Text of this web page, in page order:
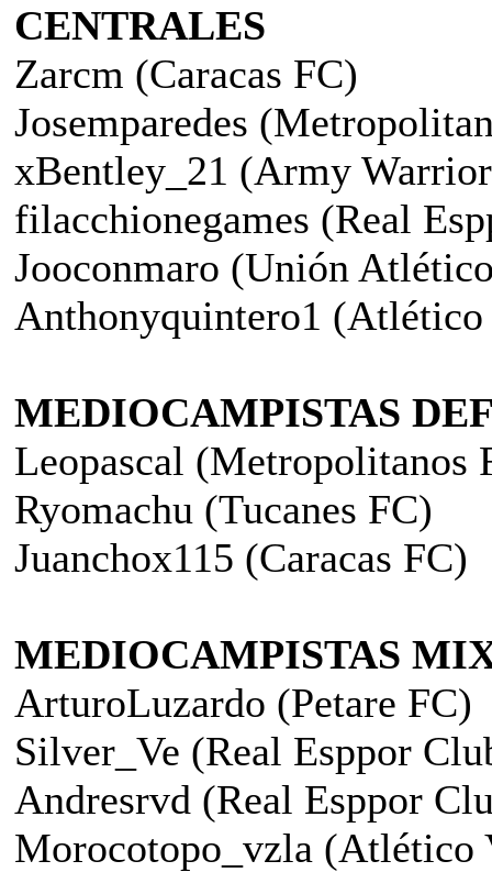
CENTRALES
Zarcm (Caracas FC)
Josemparedes
xBentley_21 (Army
filacchionegames (Real
Jooconmaro (Unión
Anthonyquintero1 (Atlético
MEDIOCAMPISTAS
Leopascal (Metropolitanos
Ryomachu (Tucanes FC)
Juanchox115 (Caracas FC)
MEDIOCAMPISTAS
ArturoLuzardo (Petare FC)
Silver_Ve (Real Esppor
Andresrvd (Real Esppor
Morocotopo_vzla (Atlético